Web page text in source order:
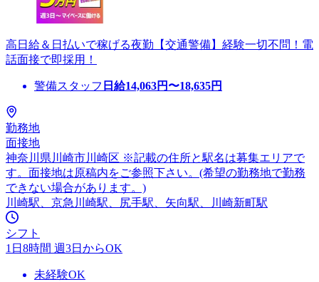
高日給＆日払いで稼げる夜勤【交通警備】経験一切不問！電
話面接で即採用！
警備スタッフ 日給14,063円〜18,635円
勤務地
面接地
神奈川県川崎市川崎区 ※記載の住所と駅名は募集エリアで
す。面接地は原稿内をご参照下さい。(希望の勤務地で勤務
できない場合があります。)
川崎駅、京急川崎駅、尻手駅、矢向駅、川崎新町駅
シフト
1日8時間 週3日からOK
未経験OK